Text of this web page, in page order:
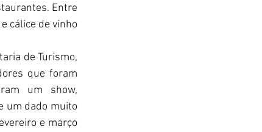
Entre
cálice de vinho
de Turismo,
que foram
um show,
um dado muito
e março